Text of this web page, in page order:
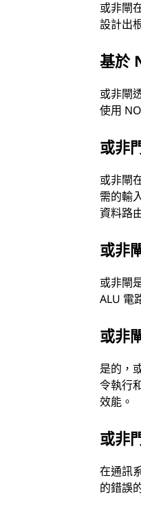
或非閘
設計出
基於
或非閘
使用
或非
或非閘
需的輸
資料路
或非
或非閘
ALU 電
或非
是的，
令執行
效能。
或非
在通訊
的錯誤